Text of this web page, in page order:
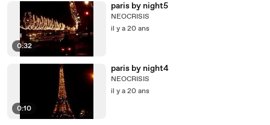
0:32
paris by night5
NEOCRISIS
il y a 20 ans
0:10
paris by night4
NEOCRISIS
il y a 20 ans